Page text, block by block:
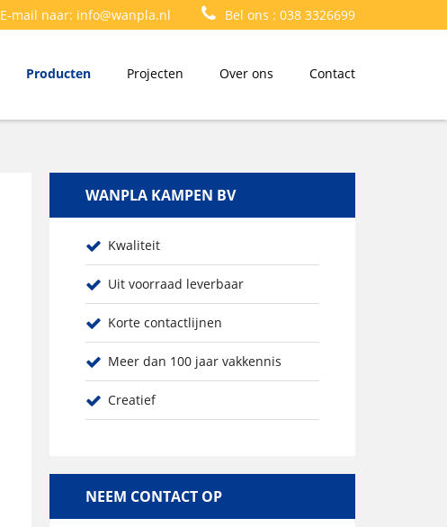
E-mail naar: info@wanpla.nl Bel ons : 038 3326699
Producten Projecten Over ons Contact
WANPLA KAMPEN BV
Kwaliteit
Uit voorraad leverbaar
Korte contactlijnen
Meer dan 100 jaar vakkennis
Creatief
NEEM CONTACT OP